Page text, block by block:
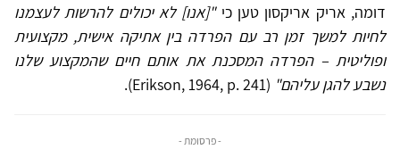
דומה, אריק אריקסון טען כי"[אנו] לא יכולים להרשות לעצמנו
לחיות למשך זמן רב עם הפרדה בין אתיקה אישית, מקצועית
ופוליטית – הפרדה המסכנת את אותם חיים שהמקצוע שלנו
נשבע להגן עליהם" (Erikson, 1964, p. 241).
- פרסומת -